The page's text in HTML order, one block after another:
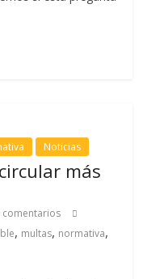
Noticias
más
comentarios
, multas, normativa,